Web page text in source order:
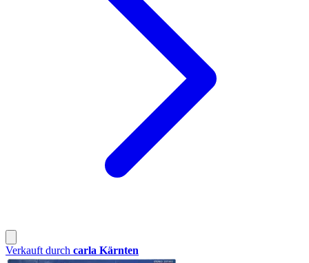
Verkauft durch carla Kärnten